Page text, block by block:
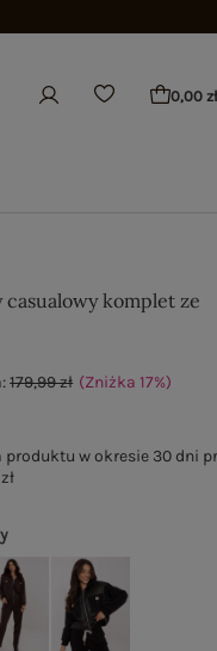
0,00 zł
komplet ze
179,99 zł (Zniżka17%)
produktu w okresie 30 dni